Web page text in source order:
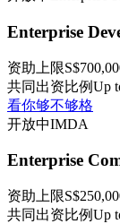
Enterprise
资助上限
共同出资比例Up
看你够不够格
开放中IMDA
Enterprise
资助上限
共同出资比例Up